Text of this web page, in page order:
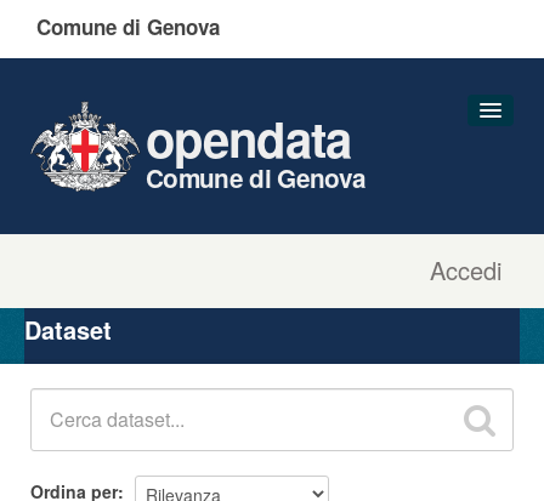
Comune di Genova
Accedi
opendata
Comune di Genova
Organizzazioni
Gruppi
Dataset
Ordina per